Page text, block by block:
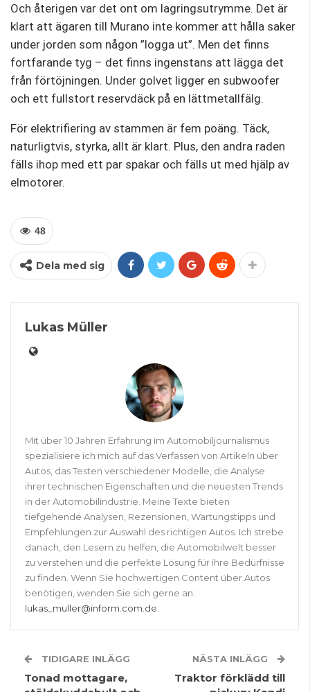
Och återigen var det ont om lagringsutrymme. Det är
klart att ägaren till Murano inte kommer att hålla saker
under jorden som någon ”logga ut”. Men det finns
fortfarande tyg – det finns ingenstans att lägga det
från förtöjningen. Under golvet ligger en subwoofer
och ett fullstort reservdäck på en lättmetallfälg.
För elektrifiering av stammen är fem poäng. Täck,
naturligtvis, styrka, allt är klart. Plus, den andra raden
fälls ihop med ett par spakar och fälls ut med hjälp av
elmotorer.
48
Dela med sig
Lukas Müller
Mit über 10 Jahren Erfahrung im Automobiljournalismus
spezialisiere ich mich auf das Verfassen von Artikeln über
Autos, das Testen verschiedener Modelle, die Analyse
ihrer technischen Eigenschaften und die neuesten Trends
in der Automobilindustrie. Meine Texte bieten
tiefgehende Analysen, Rezensionen, Wartungstipps und
Empfehlungen zur Auswahl des richtigen Autos. Ich strebe
danach, den Lesern zu helfen, die Automobilwelt besser
zu verstehen und die perfekte Lösung für ihre Bedürfnisse
zu finden. Wenn Sie hochwertigen Content über Autos
benötigen, wenden Sie sich gerne an:
lukas_muller@inform.com.de
TIDIGARE INLÄGG
Tonad mottagare,
NÄSTA INLÄGG
Traktor förklädd till